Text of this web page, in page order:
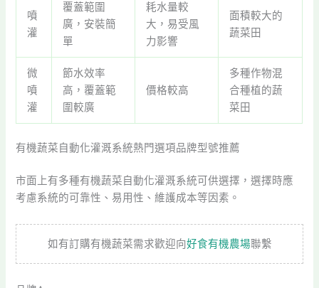
噴
灌
覆蓋範圍
廣，安裝簡
單
耗水量較
大，易受風
力影響
面積較大的
蔬菜田
微
噴
灌
節水效率
高，覆蓋範
圍較廣
價格較高
多種作物混
合種植的蔬
菜田
有機蔬菜自動化灌溉系統熱門選項品牌型號推薦
市面上有多種有機蔬菜自動化灌溉系統可供選擇，選擇時應
考慮系統的可靠性、易用性、維護成本等因素。
如有訂購有機蔬菜需求歡迎向好食有機農場聯繫